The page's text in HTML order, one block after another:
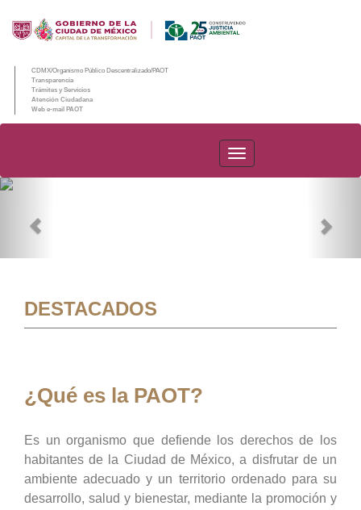
CDMX/Organismo Público Descentralizado/PAOT
Transparencia
Trámites y Servicios
Atención Ciudadana
Web e-mail PAOT
PAOT
DESTACADOS
¿Qué es la PAOT?
Es un organismo que defiende los derechos de los
habitantes de la Ciudad de México, a disfrutar de un
ambiente adecuado y un territorio ordenado para su
desarrollo, salud y bienestar, mediante la promoción y